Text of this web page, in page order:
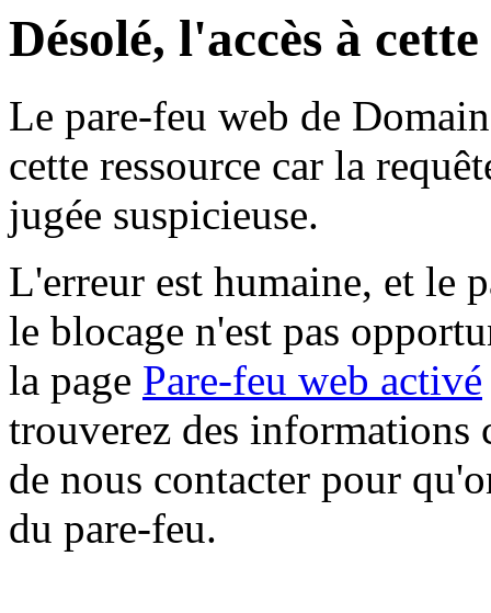
Désolé, l'accès à
Le pare-feu web de
cette ressource car la
jugée suspicieuse.
L'erreur est humaine, et le
le blocage n'est pas
la page Pare-feu web activé
trouverez des informations
de nous contacter pour
du pare-feu.